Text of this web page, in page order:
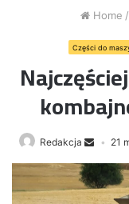
Home /
Części do
Redakcja 21